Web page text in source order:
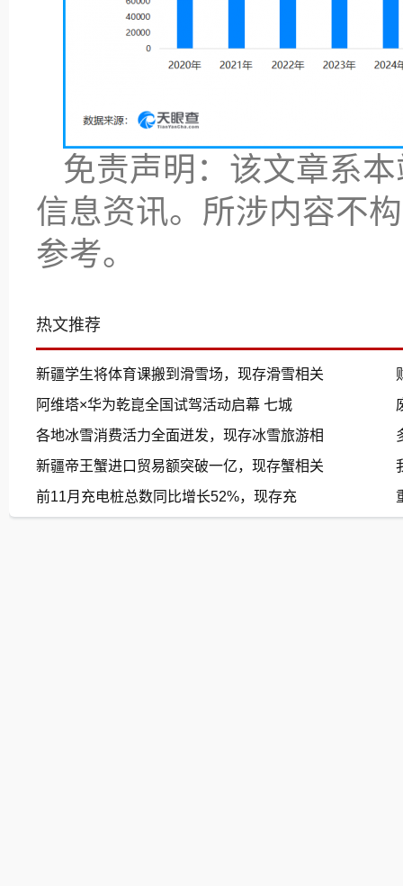
免责声明：该文章系
信息资讯。所涉内容不
参考。
热文推荐
新疆学生将体育课搬到滑雪场，现存滑雪相关
阿维塔×华为乾崑全国试驾活动启幕 七城
各地冰雪消费活力全面迸发，现存冰雪旅游相
新疆帝王蟹进口贸易额突破一亿，现存蟹相关
前11月充电桩总数同比增长52%，现存充